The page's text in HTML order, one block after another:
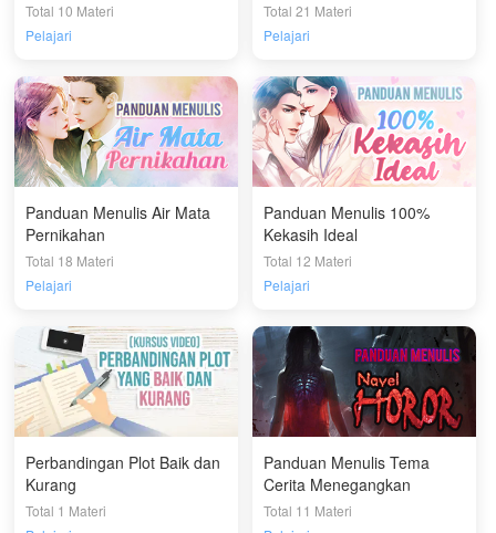
Total 10 Materi
Pelajari
Total 21 Materi
Pelajari
Panduan Menulis Air Mata
Pernikahan
Total 18 Materi
Pelajari
Panduan Menulis 100%
Kekasih Ideal
Total 12 Materi
Pelajari
Perbandingan Plot Baik dan
Kurang
Total 1 Materi
Panduan Menulis Tema
Cerita Menegangkan
Total 11 Materi